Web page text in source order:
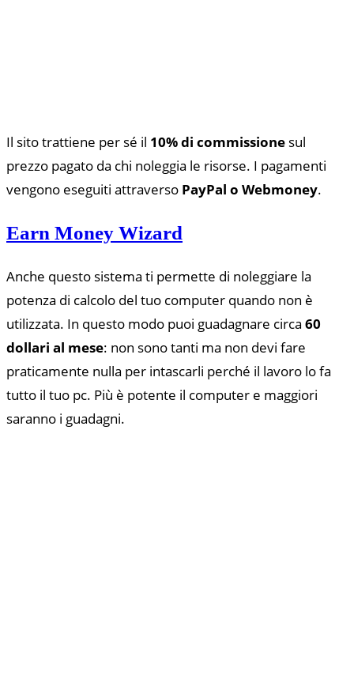
Il sito trattiene per sé il 10% di commissione sul
prezzo pagato da chi noleggia le risorse. I pagamenti
vengono eseguiti attraverso PayPal o Webmoney.
Earn Money Wizard
Anche questo sistema ti permette di noleggiare la
potenza di calcolo del tuo computer quando non è
utilizzata. In questo modo puoi guadagnare circa 60
dollari al mese: non sono tanti ma non devi fare
praticamente nulla per intascarli perché il lavoro lo fa
tutto il tuo pc. Più è potente il computer e maggiori
saranno i guadagni.